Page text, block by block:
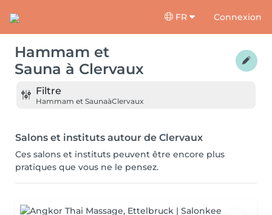
FR Connexion
Hammam et
Sauna à Clervaux
Filtre
Hammam et SaunaàClervaux
Salons et instituts autour de Clervaux
Ces salons et instituts peuvent être encore plus
pratiques que vous ne le pensez.